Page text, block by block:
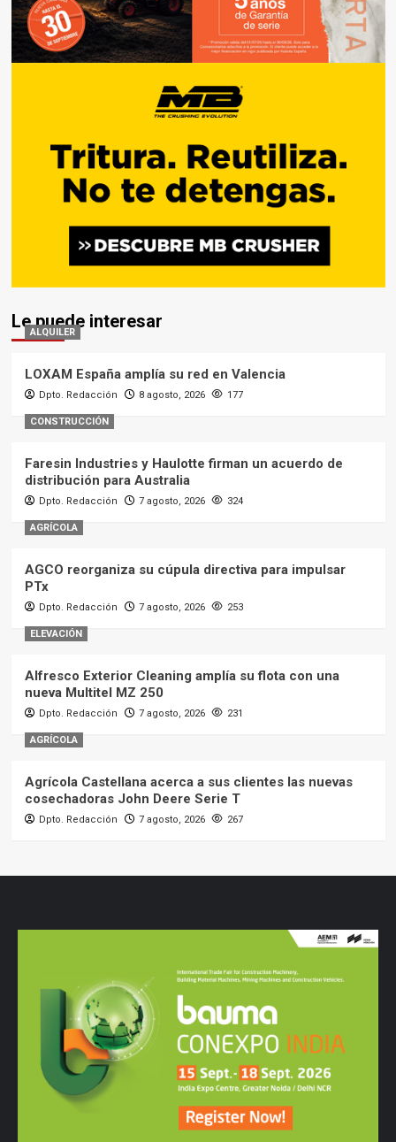
Le puede interesar
ALQUILER
LOXAM España amplía su red en Valencia
Dpto. Redacción 8 agosto, 2026 177
CONSTRUCCIÓN
Faresin Industries y Haulotte firman un acuerdo de
distribución para Australia
Dpto. Redacción 7 agosto, 2026 324
AGRÍCOLA
AGCO reorganiza su cúpula directiva para impulsar
PTx
Dpto. Redacción 7 agosto, 2026 253
ELEVACIÓN
Alfresco Exterior Cleaning amplía su flota con una
nueva Multitel MZ 250
Dpto. Redacción 7 agosto, 2026 231
AGRÍCOLA
Agrícola Castellana acerca a sus clientes las nuevas
cosechadoras John Deere Serie T
Dpto. Redacción 7 agosto, 2026 267